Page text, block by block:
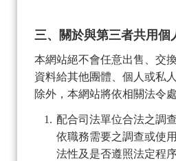
三、關於與第三者共用個
本網站絕不會任意出售、交
資料給其他團體、個人或私
除外，本網站將依相關法令
配合司法單位合法之調
依職務需要之調查或使
法性及是否遵照法定程